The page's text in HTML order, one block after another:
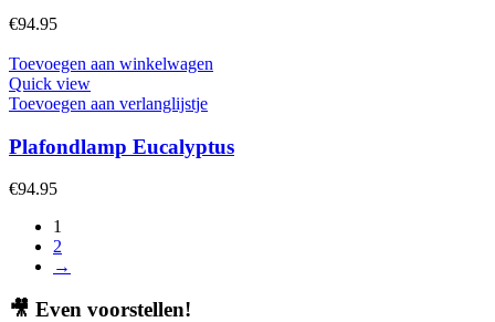
€94.95
Toevoegen aan winkelwagen
Quick view
Toevoegen aan verlanglijstje
Plafondlamp Eucalyptus
€94.95
1
2
→
🎥 Even voorstellen!